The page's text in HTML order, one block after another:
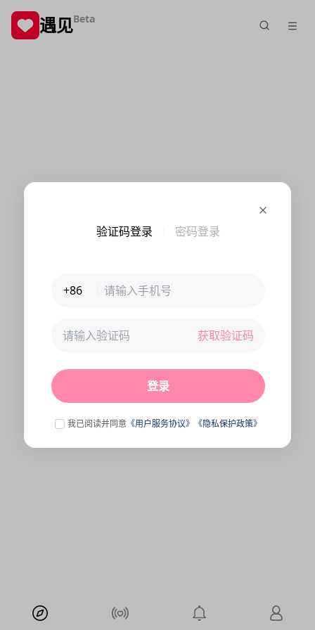
验证码登录 密码登录
+86
获取验证码
登录
我已阅读并同意 《用户服务协议》 《隐私保护政策》
遇见Beta
未连接到服务器,刷新一下试试